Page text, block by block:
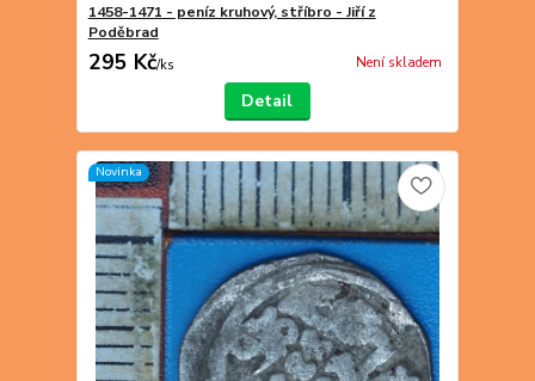
1458-1471 - peníz kruhový, stříbro - Jiří z
Poděbrad
295 Kč/ks Není skladem
Detail
Novinka